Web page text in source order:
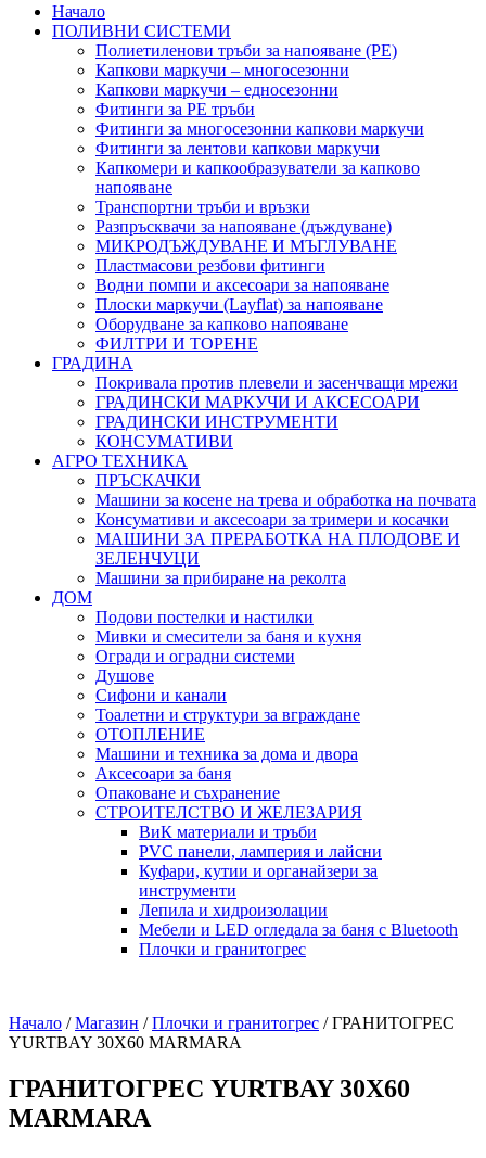
Начало
ПОЛИВНИ СИСТЕМИ
Полиетиленови тръби за напояване (PE)
Капкови маркучи – многосезонни
Капкови маркучи – едносезонни
Фитинги за PE тръби
Фитинги за многосезонни капкови маркучи
Фитинги за лентови капкови маркучи
Капкомери и капкообразуватели за капково
напояване
Транспортни тръби и връзки
Разпръсквачи за напояване (дъждуване)
МИКРОДЪЖДУВАНЕ И МЪГЛУВАНЕ
Пластмасови резбови фитинги
Водни помпи и аксесоари за напояване
Плоски маркучи (Layflat) за напояване
Оборудване за капково напояване
ФИЛТРИ И ТОРЕНЕ
ГРАДИНА
Покривала против плевели и засенчващи мрежи
ГРАДИНСКИ МАРКУЧИ И АКСЕСОАРИ
ГРАДИНСКИ ИНСТРУМЕНТИ
КОНСУМАТИВИ
АГРО ТЕХНИКА
ПРЪСКАЧКИ
Машини за косене на трева и обработка на почвата
Консумативи и аксесоари за тримери и косачки
МАШИНИ ЗА ПРЕРАБОТКА НА ПЛОДОВЕ И
ЗЕЛЕНЧУЦИ
Машини за прибиране на реколта
ДОМ
Подови постелки и настилки
Мивки и смесители за баня и кухня
Огради и оградни системи
Душове
Сифони и канали
Тоалетни и структури за вграждане
ОТОПЛЕНИЕ
Машини и техника за дома и двора
Аксесоари за баня
Опаковане и съхранение
СТРОИТЕЛСТВО И ЖЕЛЕЗАРИЯ
ВиК материали и тръби
PVC панели, ламперия и лайсни
Куфари, кутии и органайзери за
инструменти
Лепила и хидроизолации
Мебели и LED огледала за баня с Bluetooth
Плочки и гранитогрес
Начало / Магазин / Плочки и гранитогрес / ГРАНИТОГРЕС
YURTBAY 30X60 MARMARA
ГРАНИТОГРЕС YURTBAY 30X60
MARMARA